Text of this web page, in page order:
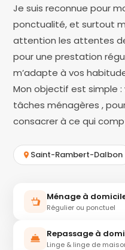
Je suis reconnue pour
ponctualité, et surtout
attention les attentes
pour une prestation
m’adapte à vos
Mon objectif est simple
tâches ménagères ,
consacrer à ce qui
Saint-Rambert-Dalbon
Ménage à
Régulier ou ponctuel
Repassage à
Linge & linge de